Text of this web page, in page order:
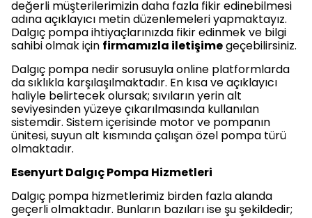
değerli müşterilerimizin daha fazla fikir edinebilmesi
adına açıklayıcı metin düzenlemeleri yapmaktayız.
Dalgıç pompa ihtiyaçlarınızda fikir edinmek ve bilgi
sahibi olmak için firmamızla iletişimegeçebilirsiniz.
Dalgıç pompa nedir sorusuyla online platformlarda
da sıklıkla karşılaşılmaktadır. En kısa ve açıklayıcı
haliyle belirtecek olursak; sıvıların yerin alt
seviyesinden yüzeye çıkarılmasında kullanılan
sistemdir. Sistem içerisinde motor ve pompanın
ünitesi, suyun alt kısmında çalışan özel pompa türü
olmaktadır.
Esenyurt Dalgıç Pompa Hizmetleri
Dalgıç pompa hizmetlerimiz birden fazla alanda
geçerli olmaktadır. Bunların bazıları ise şu şekildedir;